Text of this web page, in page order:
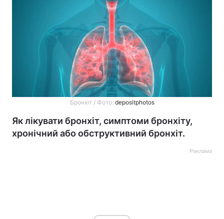
Бронхіт / Фото: depositphotos
Як лікувати бронхіт, симптоми бронхіту,
хронічний або обструктивний бронхіт.
Реклама